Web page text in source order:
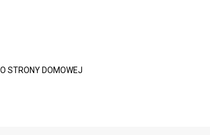
STRONY DOMOWEJ